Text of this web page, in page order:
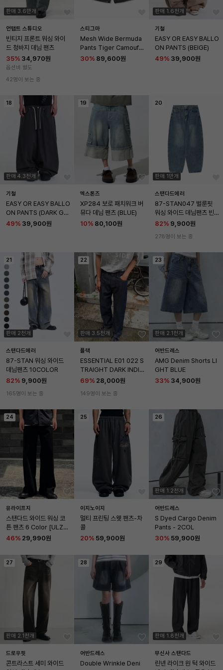
판매 3.6만개
언탭트 스튜디오
빈티지 프론트 워싱 와이
드 청바지 데님 팬츠
35% 34,970원
옵션비 별도
42명이 보는 중
스티그마
Mesh Wide Bermuda
Pants Tiger Camoufla
ge
30% 89,600원
판매 1.6천개
기철
EASY OR EASY BALLO
ON PANTS (BEIGE)
49% 39,900원
18
판매 4.3천개
기철
EASY OR EASY BALLO
ON PANTS (DARK GR
EY)
49% 39,900원
19
엑스톤즈
XP284 보로 패치워크 버
뮤다 데님 팬츠 (BLUE)
10% 80,100원
20
판매 1만개
스탠다드에러
87-STAN047 벌룬핏
워싱 와이드 데님팬츠 빈
티지 블루
82% 9,900원
278명이 보는 중
21
판매 2천개
스탠다드에러
87-STAN 워싱 와이드
데님팬츠 10COLOR
82% 9,900원
165명이 보는 중
22
판매 3.5천개
플랙
ESSENTIAL E01 022 S
TRAIGHT DARK INDIG
O
69% 28,000원
149명이 보는 중
23
판매 2.1천개
어반드레스
AMG Denim Shorts LI
GHT BLUE
33% 34,900원
24
유라이프지
스탠다드 와이드 워싱 코
튼 팬츠 6 Color [ULZP_
0002]
46% 29,990원
25
이지노이지
멀티 프린팅 스웻 팬츠-차
콜
20% 59,900원
26
판매 1.2천개
어반드레스
S Dyed Cargo Denim
Pants - 2COL
30% 59,900원
27
판매 2.1천개
드로우핏
콘트라스트 세미 와이드
28
어반드레스
Double Wrinkle Deni
29
판매 1.8천개
무신사 스탠다드
린넨 라이크 원 턱 와이드